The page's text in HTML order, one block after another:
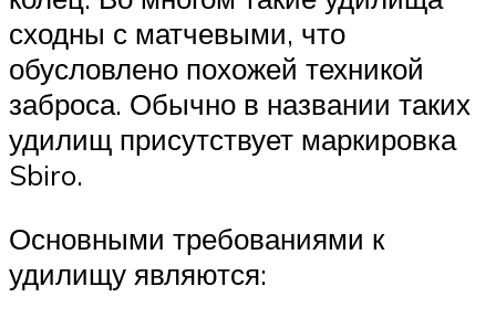
сходны с матчевыми, что
обусловлено похожей техникой
заброса. Обычно в названии таких
удилищ присутствует маркировка
Sbiro.
Основными требованиями к
удилищу являются: